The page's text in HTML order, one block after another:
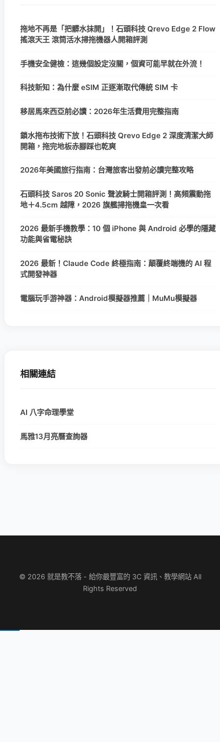
拖地不再是「把髒水抹開」！石頭科技 Qrevo Edge 2 Flow
搖滾天王 滾筒活水掃拖機器人開箱評測
手機安全健檢：這幾個設定沒關，個資可能早就在外流！
科技新知：為什麼 eSIM 正逐漸取代傳統 SIM 卡
移居馬來西亞前必讀：2026年生活費用完整指南
鎖水拖布技術下放！石頭科技 Qrevo Edge 2 深度清潔大師
開箱，拖完地板赤腳踩也乾爽
2026年美國旅行指南：台灣旅客出發前必讀完整攻略
石頭科技 Saros 20 Sonic 聲波騎士開箱評測！高頻震動拖
地＋4.5cm 越障，2026 旗艦掃拖機皇一次看
2026 最新手機教學：10 個 iPhone 與 Android 必學的隱藏
功能與省電秘訣
2026 最新！Claude Code 終極指南：顛覆終端機的 AI 程
式開發神器
電腦玩手游神器：Android模擬器推薦｜MuMu模擬器
相關連結
AI 八字命理學堂
馬雅13月亮曆查詢器
© 2026 就是教不落 - 給你最豐富的 3C 資訊、教學網站 All
Rights Reserved